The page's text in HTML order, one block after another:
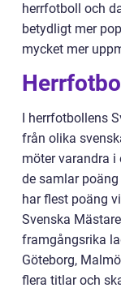
herrfotboll och
betydligt mer
mycket mer
I herrfotbollens
från olika
möter varandra i
de samlar
har flest poäng
Svenska
framgångsrika
Göteborg,
flera titlar och